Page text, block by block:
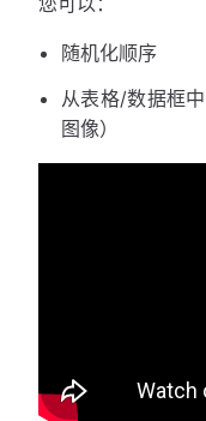
随机化顺序
从表格/数据框
图像）